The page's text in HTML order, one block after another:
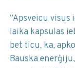
“Apsveicu visus
laika kapsulas
bet ticu, ka,
Bauska